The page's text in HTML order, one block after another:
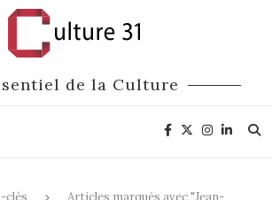
de la Culture
clés
Articles marqués avec "Jean-